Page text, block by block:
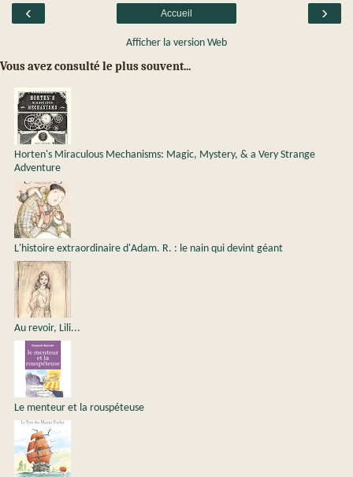
‹ ›
Accueil
Afficher la version Web
Vous avez consulté le plus souvent...
Horten's Miraculous Mechanisms: Magic, Mystery, & a Very Strange
Adventure
L'histoire extraordinaire d'Adam. R. : le nain qui devint géant
Au revoir, Lili...
Le menteur et la rouspéteuse